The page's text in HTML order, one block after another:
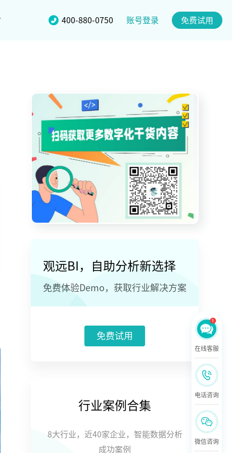
400-880-0750 账号登录 免费试用
观远BI，自助分析新选择
免费体验Demo，获取行业解决方案
免费试用
行业案例合集
8大行业，近40家企业，智能数据分析
成功案例
在线客服
电话咨询
微信咨询